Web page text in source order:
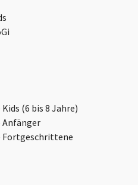
(6 bis 8 Jahre)
Anfänger
Fortgeschrittene